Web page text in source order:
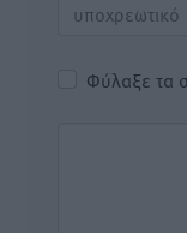
Φύλαξε τα